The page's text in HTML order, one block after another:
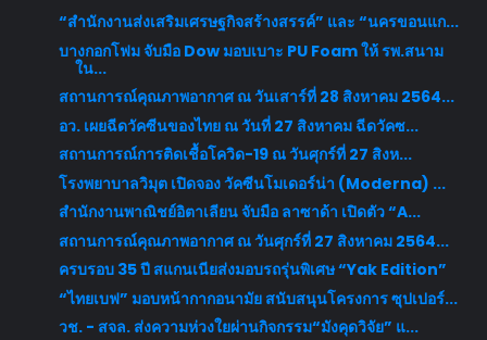
“สำนักงานส่งเสริมเศรษฐกิจสร้างสรรค์” และ “นครขอนแก...
บางกอกโฟม จับมือ Dow มอบเบาะ PU Foam ให้ รพ.สนาม
ใน...
สถานการณ์คุณภาพอากาศ ณ วันเสาร์ที่ 28 สิงหาคม 2564...
อว. เผยฉีดวัคซีนของไทย ณ วันที่ 27 สิงหาคม ฉีดวัคซ...
สถานการณ์การติดเชื้อโควิด-19 ณ วันศุกร์ที่ 27 สิงห...
โรงพยาบาลวิมุต เปิดจอง วัคซีนโมเดอร์น่า (Moderna) ...
สำนักงานพาณิชย์อิตาเลียน จับมือ ลาซาด้า เปิดตัว “A...
สถานการณ์คุณภาพอากาศ ณ วันศุกร์ที่ 27 สิงหาคม 2564...
ครบรอบ 35 ปี สแกนเนียส่งมอบรถรุ่นพิเศษ “Yak Edition”
“ไทยเบฟ” มอบหน้ากากอนามัย สนับสนุนโครงการ ซุปเปอร์...
วช. - สจล. ส่งความห่วงใยผ่านกิจกรรม“มังคุดวิจัย” แ...